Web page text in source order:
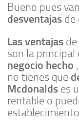
Bueno pues
desventajas de
Las ventajas
son la principal
negocio hecho
no tienes que
Mcdonalds es
rentable o